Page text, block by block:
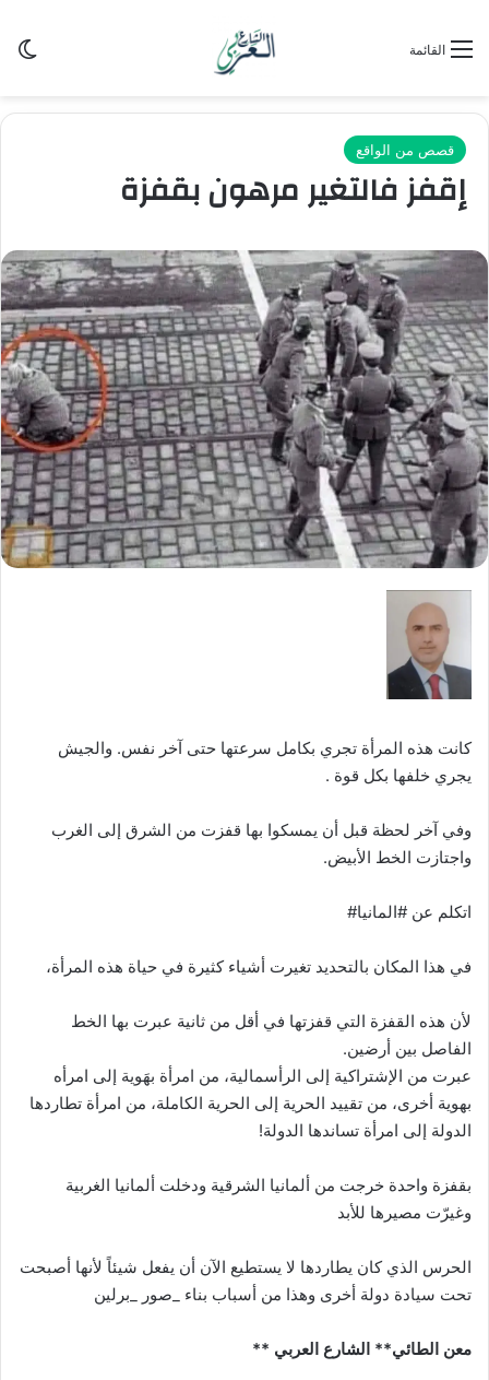
القائمة
قصص من الواقع
إقفز فالتغير مرهون بقفزة
‏كانت هذه المرأة تجري بكامل سرعتها حتى آخر نفس. والجيش
يجري خلفها بكل قوة .
وفي آخر لحظة قبل أن يمسكوا بها قفزت من الشرق إلى الغرب
واجتازت الخط الأبيض.
اتكلم عن #المانيا#
‏في هذا المكان بالتحديد تغيرت أشياء كثيرة في حياة هذه المرأة،
لأن هذه القفزة التي قفزتها في أقل من ثانية عبرت بها الخط
الفاصل بين أرضين.
‏عبرت من الإشتراكية إلى الرأسمالية، من امرأة بهَوية إلى امرأه
بهوية أخرى، من تقييد الحرية إلى الحرية الكاملة، من امرأة تطاردها
الدولة إلى امرأة تساندها الدولة!
بقفزة واحدة خرجت من ألمانيا الشرقية ودخلت ألمانيا الغربية
وغيرّت مصيرها للأبد
الحرس الذي كان يطاردها لا يستطيع الآن أن يفعل شيئاً لأنها أصبحت
تحت سيادة دولة أخرى وهذا من أسباب بناء _صور _برلين
‏معن الطائي** الشارع العربي **